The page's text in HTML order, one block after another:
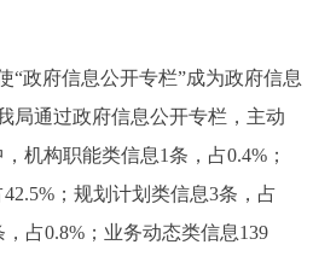
回到顶部
府信息公开专栏”成为政府信息
局通过政府信息公开专栏，主动
机构职能类信息1条，占0.4%；
；规划计划类信息3条，占
占0.8%；业务动态类信息139